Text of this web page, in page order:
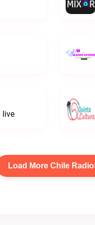
live
Load More Chile